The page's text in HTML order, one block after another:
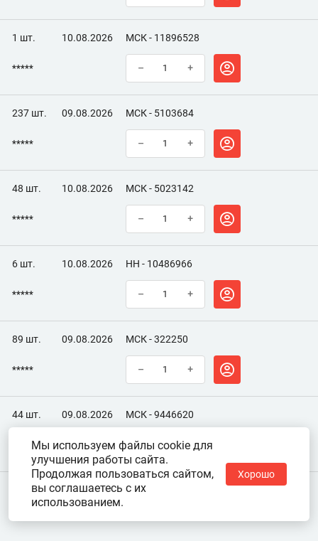
1 шт. 10.08.2026 МСК - 11896528
***** – +
237 шт. 09.08.2026 МСК - 5103684
***** – +
48 шт. 10.08.2026 МСК - 5023142
***** – +
6 шт. 10.08.2026 НН - 10486966
***** – +
89 шт. 09.08.2026 МСК - 322250
***** – +
44 шт. 09.08.2026 МСК - 9446620
***** – +
Мы используем файлы cookie для
улучшения работы сайта.
Продолжая пользоваться сайтом,
вы соглашаетесь с их
использованием.
Хорошо